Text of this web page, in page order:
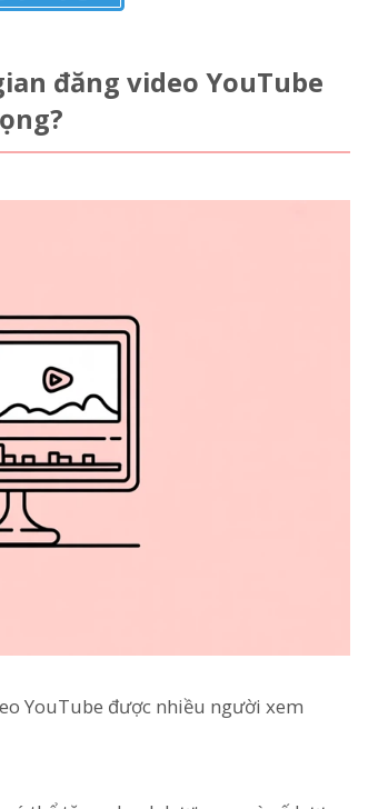
đăng video YouTube
YouTube được nhiều người xem